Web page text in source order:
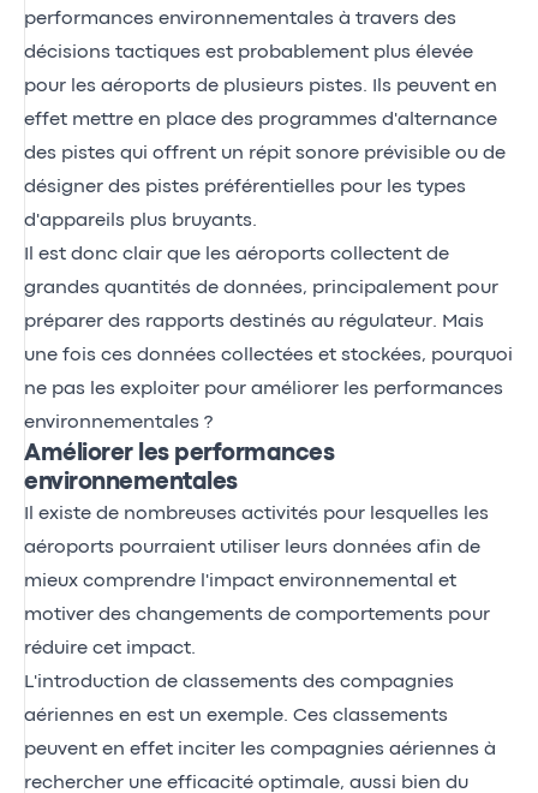
performances environnementales à travers des
décisions tactiques est probablement plus élevée
pour les aéroports de plusieurs pistes. Ils peuvent en
effet mettre en place des programmes d'alternance
des pistes qui offrent un répit sonore prévisible ou de
désigner des pistes préférentielles pour les types
d'appareils plus bruyants.
Il est donc clair que les aéroports collectent de
grandes quantités de données, principalement pour
préparer des rapports destinés au régulateur. Mais
une fois ces données collectées et stockées, pourquoi
ne pas les exploiter pour améliorer les performances
environnementales ?
Améliorer les performances
environnementales
Il existe de nombreuses activités pour lesquelles les
aéroports pourraient utiliser leurs données afin de
mieux comprendre l'impact environnemental et
motiver des changements de comportements pour
réduire cet impact.
L'introduction de classements des compagnies
aériennes en est un exemple. Ces classements
peuvent en effet inciter les compagnies aériennes à
rechercher une efficacité optimale, aussi bien du